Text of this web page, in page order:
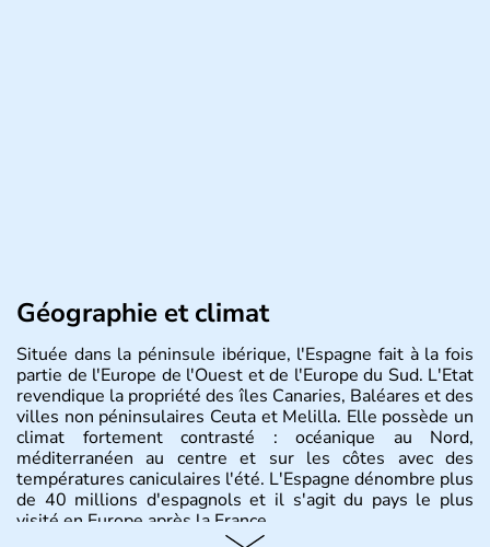
Géographie et climat
Située dans la péninsule ibérique, l'Espagne fait à la fois
partie de l'Europe de l'Ouest et de l'Europe du Sud. L'Etat
revendique la propriété des îles Canaries, Baléares et des
villes non péninsulaires Ceuta et Melilla. Elle possède un
climat fortement contrasté : océanique au Nord,
méditerranéen au centre et sur les côtes avec des
températures caniculaires l'été. L'Espagne dénombre plus
de 40 millions d'espagnols et il s'agit du pays le plus
visité en Europe après la France.